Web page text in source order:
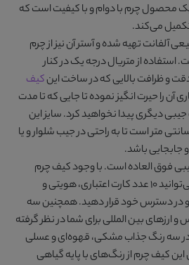
چرم با دوام و با کیفیت است که
می‌کند.
آلفانت تهیه شده و آستر آن نیز از چرم
از متریال درجه یک در کنار
و ظرافت بالایی که در ساخت اینکیف
آن را حیرت انگیز نموده تا جایی که تا مدت
دیگری پیدا نخواهید کرد. سایز این
سانتی متر است تا به راحتی در جیب شلوار و یا
باشد.
فوق العاده است. با وجودکیف چرم
به راحتی می‌توانید ۱۰ عدد کارت اعتباری، هویتی و
در دسترس خود قرار دهید. همچنین سه
بین المللی برای شما در نظر گرفته
رنگ جذابمشکی، قهوه‌ای و عسلی
کیف چرم از رنگ‌های با پایه گیاهی